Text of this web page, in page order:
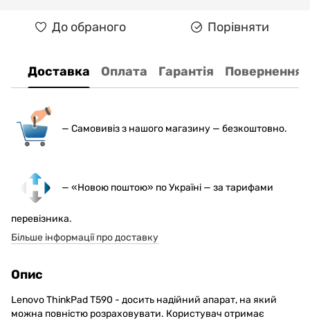
До обраного Порівняти
Доставка Оплата Гарантія Повернення
— Самовивіз з нашого магазину — безкоштовно.
— «Новою поштою» по Україні — за тарифами
перевізника.
Більше інформації про доставку
Опис
Lenovo ThinkPad T590 - досить надійний апарат, на який
можна повністю розраховувати. Користувач отримає